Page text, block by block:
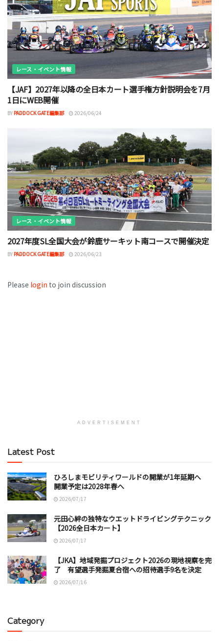
レース・イベント情報
【JAF】2027年以降の全日本カート選手権方針説明会を7月
1日にWEB開催
BY PADDOCK GATE編集部 2026/06/24
レース・イベント情報
2027年度SL全国大会が鈴鹿サーキット南コースで開催決定
BY PADDOCK GATE編集部 2026/06/23
Please login to join discussion
ADVERTISEMENT
Latest Post
ひろしまモビリティワールドの開業が1年延期へ
開業予定は2028年春へ
2026/07/17
元田心絆の独特なウエットドライビングテクニック
【2026全日本カート】
2026/07/17
【JKA】地域発掘プロジェクト2026の現地視察を完
了 有望選手発掘夏合宿への招待選手9名を決定
2026/07/16
Category